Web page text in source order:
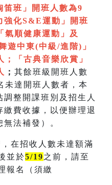
笛班」開班人數為9
強化S&E運動」開班
氣順健康運動」及
遊中東(中級/進階)」
； 「 古典音樂欣賞 」
； 其餘班級開班人數
未達開班人數者，本
調整開課班別及招生人
繳費收據，以便辦理退
法補發）。
在招收人數未達額滿
並於5/19之前，請至
報名（須繳